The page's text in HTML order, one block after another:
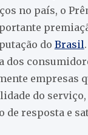
no país, o
do Brasil
dos
empresas
do
de resposta e